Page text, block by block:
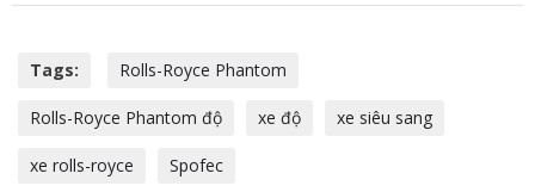
Tags: Rolls-Royce Phantom
Rolls-Royce Phantom độ xe độ xe siêu sang
xe rolls-royce Spofec